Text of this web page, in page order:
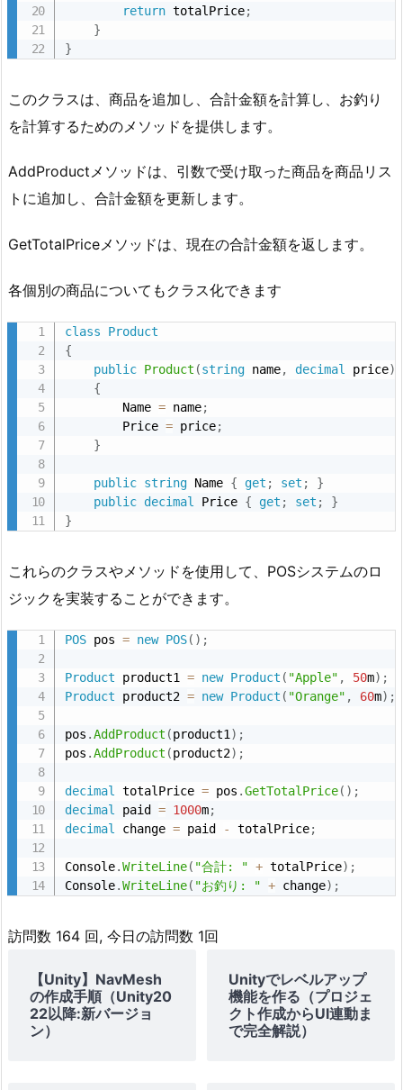
return totalPrice;
}
}
このクラスは、商品を追加し、合計金額を計算し、お釣り
を計算するためのメソッドを提供します。
AddProductメソッドは、引数で受け取った商品を商品リス
トに追加し、合計金額を更新します。
GetTotalPriceメソッドは、現在の合計金額を返します。
各個別の商品についてもクラス化できます
class
Product
{
public Product (string name, decimal price)
{
        Name
= name;
        Price
= price;
}
public string Name { get ; set ;
}
public decimal Price { get ; set ;
}
}
これらのクラスやメソッドを使用して、POSシステムのロ
ジックを実装することができます。
POS pos = new POS( ) ;
Product product1 = new Product ( "Apple" , 50m) ;
Product product2 = new Product ( "Orange" , 60m) ;
pos .AddProduct (product1 ) ;
pos .AddProduct (product2) ;
decimal totalPrice = pos .GetTotalPrice( ) ;
decimal
paid = 1000m;
decimal
change = paid - totalPrice;
Console.WriteLine( "合計: " + totalPrice) ;
Console.WriteLine( "お釣り: " + change) ;
訪問数 164 回, 今日の訪問数 1回
【Unity】NavMesh
の作成手順（Unity20
22以降:新バージョ
ン）
Unityでレベルアップ
機能を作る（プロジェ
クト作成からUI連動ま
で完全解説）